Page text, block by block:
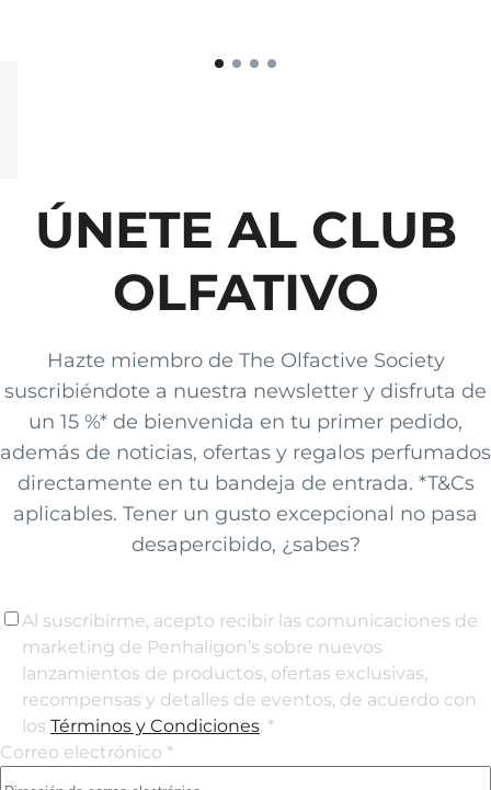
ÚNETE AL CLUB
OLFATIVO
Hazte miembro de The Olfactive Society
suscribiéndote a nuestra newsletter y disfruta de
un 15 %* de bienvenida en tu primer pedido,
además de noticias, ofertas y regalos perfumados
directamente en tu bandeja de entrada. *T&Cs
aplicables. Tener un gusto excepcional no pasa
desapercibido, ¿sabes?
Al suscribirme, acepto recibir las comunicaciones de
marketing de Penhaligon’s sobre nuevos
lanzamientos de productos, ofertas exclusivas,
recompensas y detalles de eventos, de acuerdo con
los Términos y Condiciones. *
Correo electrónico *